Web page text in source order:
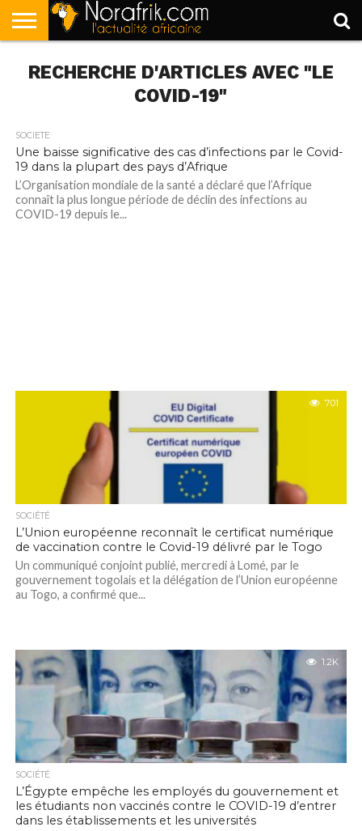
POLITIQUE
SOCIÉTÉ
ECONOMIE
SPORT
LIFESTYLE
RECHERCHE D'ARTICLES AVEC "LE
COVID-19"
SOCIÉTÉ
Une baisse significative des cas d’infections par le Covid-
19 dans la plupart des pays d’Afrique
L’Organisation mondiale de la santé a déclaré que l’Afrique
connaît la plus longue période de déclin des infections au
COVID-19 depuis le...
701
SOCIÉTÉ
L’Union européenne reconnaît le certificat numérique
de vaccination contre le Covid-19 délivré par le Togo
Un communiqué conjoint publié, mercredi à Lomé, par le
gouvernement togolais et la délégation de l’Union européenne
au Togo, a confirmé que...
1.2K
SOCIÉTÉ
L’Égypte empêche les employés du gouvernement et
les étudiants non vaccinés contre le COVID-19 d’entrer
dans les établissements et les universités